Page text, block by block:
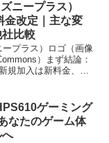
ニープラス）
金改定｜主な変
比較
プラス）ロゴ（画像
）まず結論：
規加入は新料金、既
ム...
ゲーミング
なたのゲーム体
へ